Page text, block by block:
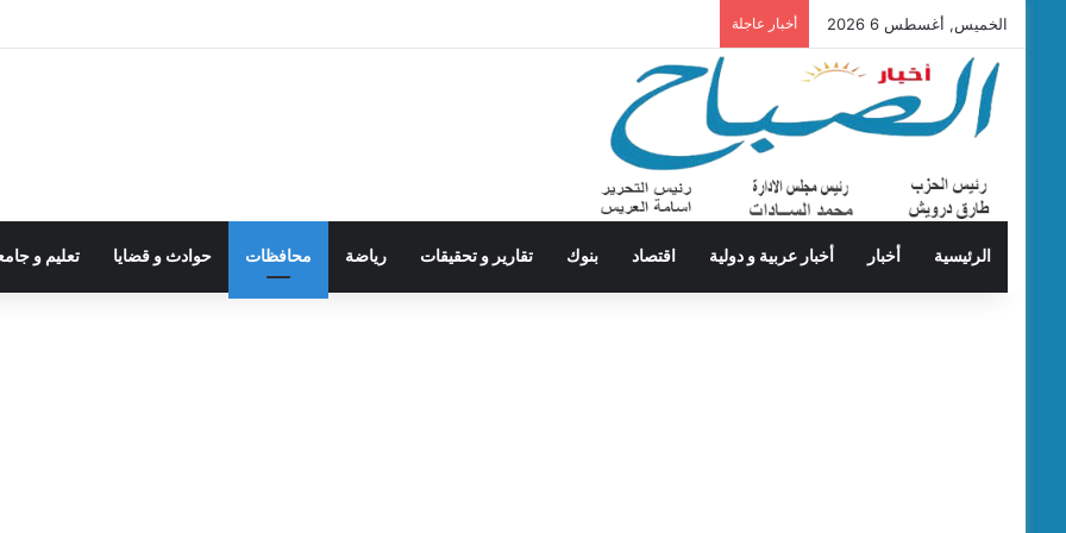
الخميس, أغسطس 6 2026 أخبار عاجلة
الرئيسية أخبار أخبار عربية و دولية اقتصاد بنوك تقارير و تحقيقات رياضة محافظات حوادث و قضايا تعليم و